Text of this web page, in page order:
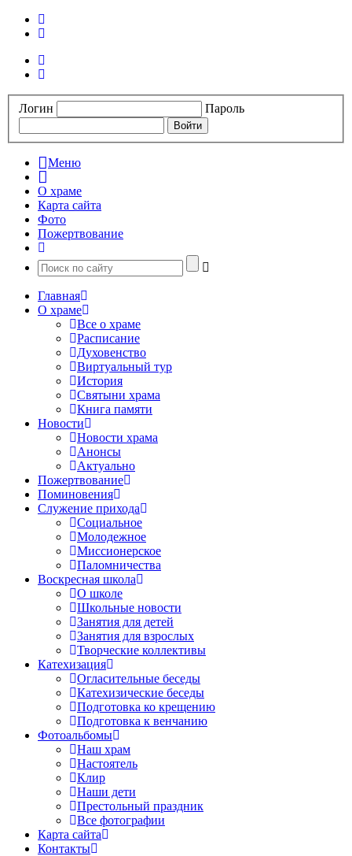
Логин Пароль
Меню
О храме
Карта сайта
Фото
Пожертвование
Главная
О храме
Все о храме
Расписание
Духовенство
Виртуальный тур
История
Святыни храма
Книга памяти
Новости
Новости храма
Анонсы
Актуально
Пожертвование
Поминовения
Служение прихода
Социальное
Молодежное
Миссионерское
Паломничества
Воскресная школа
О школе
Школьные новости
Занятия для детей
Занятия для взрослых
Творческие коллективы
Катехизация
Огласительные беседы
Катехизические беседы
Подготовка ко крещению
Подготовка к венчанию
Фотоальбомы
Наш храм
Настоятель
Клир
Наши дети
Престольный праздник
Все фотографии
Карта сайта
Контакты